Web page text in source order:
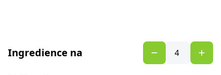
Ingredience na